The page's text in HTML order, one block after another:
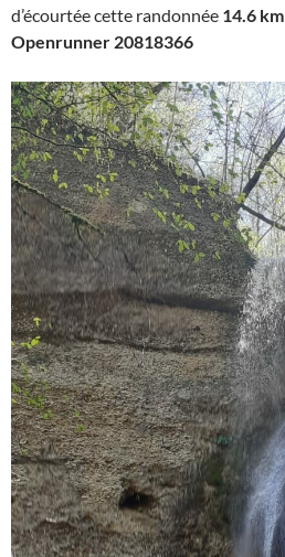
d’écourtée cette randonnée 14.6 km
Openrunner 20818366